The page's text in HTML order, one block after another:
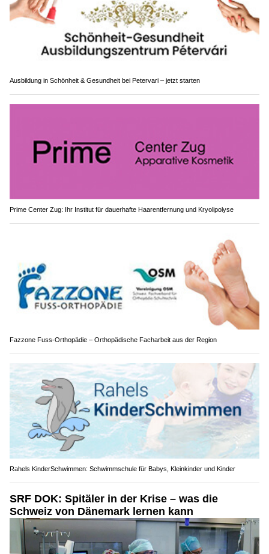
Ausbildung in Schönheit & Gesundheit bei Petervari – jetzt starten
Prime Center Zug: Ihr Institut für dauerhafte Haarentfernung und Kryolipolyse
Fazzone Fuss-Orthopädie – Orthopädische Facharbeit aus der Region
Rahels KinderSchwimmen: Schwimmschule für Babys, Kleinkinder und Kinder
SRF DOK: Spitäler in der Krise – was die
Schweiz von Dänemark lernen kann